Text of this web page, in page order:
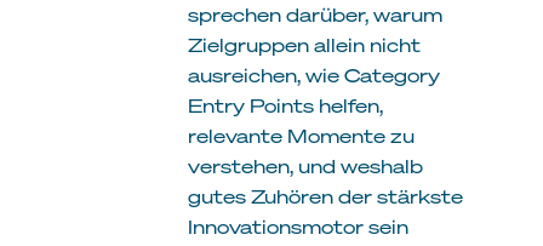
sprechen darüber, warum
Zielgruppen allein nicht
ausreichen, wie Category
Entry Points helfen,
relevante Momente zu
verstehen, und weshalb
gutes Zuhören der stärkste
Innovationsmotor sein